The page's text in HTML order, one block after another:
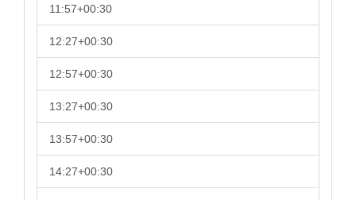
11:57+00:30
12:27+00:30
12:57+00:30
13:27+00:30
13:57+00:30
14:27+00:30